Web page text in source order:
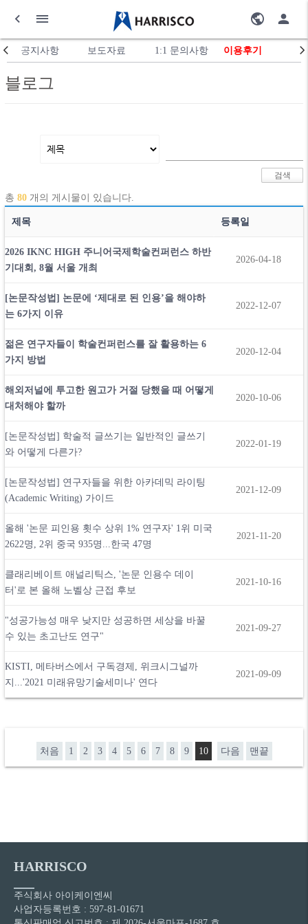
공지사항 보도자료 1:1 문의사항 이용후기
블로그
총 80개의 게시물이 있습니다.
제목 등록일
2026 IKNC HIGH 주니어국제학술컨퍼런스 하반
기대회, 8월 서울 개최
2026-04-18
[논문작성법] 논문에 ‘제대로 된 인용’을 해야하
는 6가지 이유
2022-12-07
젊은 연구자들이 학술컨퍼런스를 잘 활용하는 6
가지 방법
2020-12-04
해외저널에 투고한 원고가 거절 당했을 때 어떻게
대처해야 할까
2020-10-06
[논문작성법] 학술적 글쓰기는 일반적인 글쓰기
와 어떻게 다른가?
2022-01-19
[논문작성법] 연구자들을 위한 아카데믹 라이팅
(Academic Writing) 가이드
2021-12-09
올해 '논문 피인용 횟수 상위 1% 연구자' 1위 미국
2622명, 2위 중국 935명...한국 47명
2021-11-20
클래리베이트 애널리틱스, '논문 인용수 데이
터'로 본 올해 노벨상 근접 후보
2021-10-16
"성공가능성 매우 낮지만 성공하면 세상을 바꿀
수 있는 초고난도 연구"
2021-09-27
KISTI, 메타버스에서 구독경제, 위크시그널까
지...'2021 미래유망기술세미나' 연다
2021-09-09
처음 1 2 3 4 5 6 7 8 9 10 다음 맨끝
HARRISCO
주식회사 아이케이엔씨
사업자등록번호 : 597-81-01671